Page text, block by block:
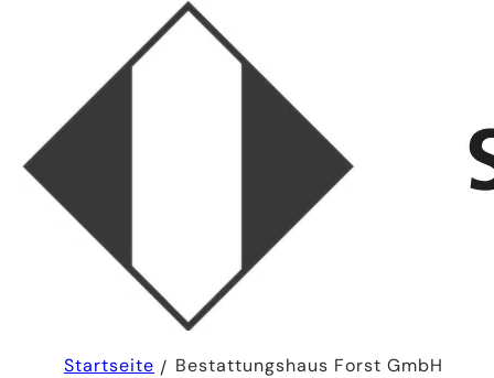
Startseite Bestattungshaus Forst GmbH